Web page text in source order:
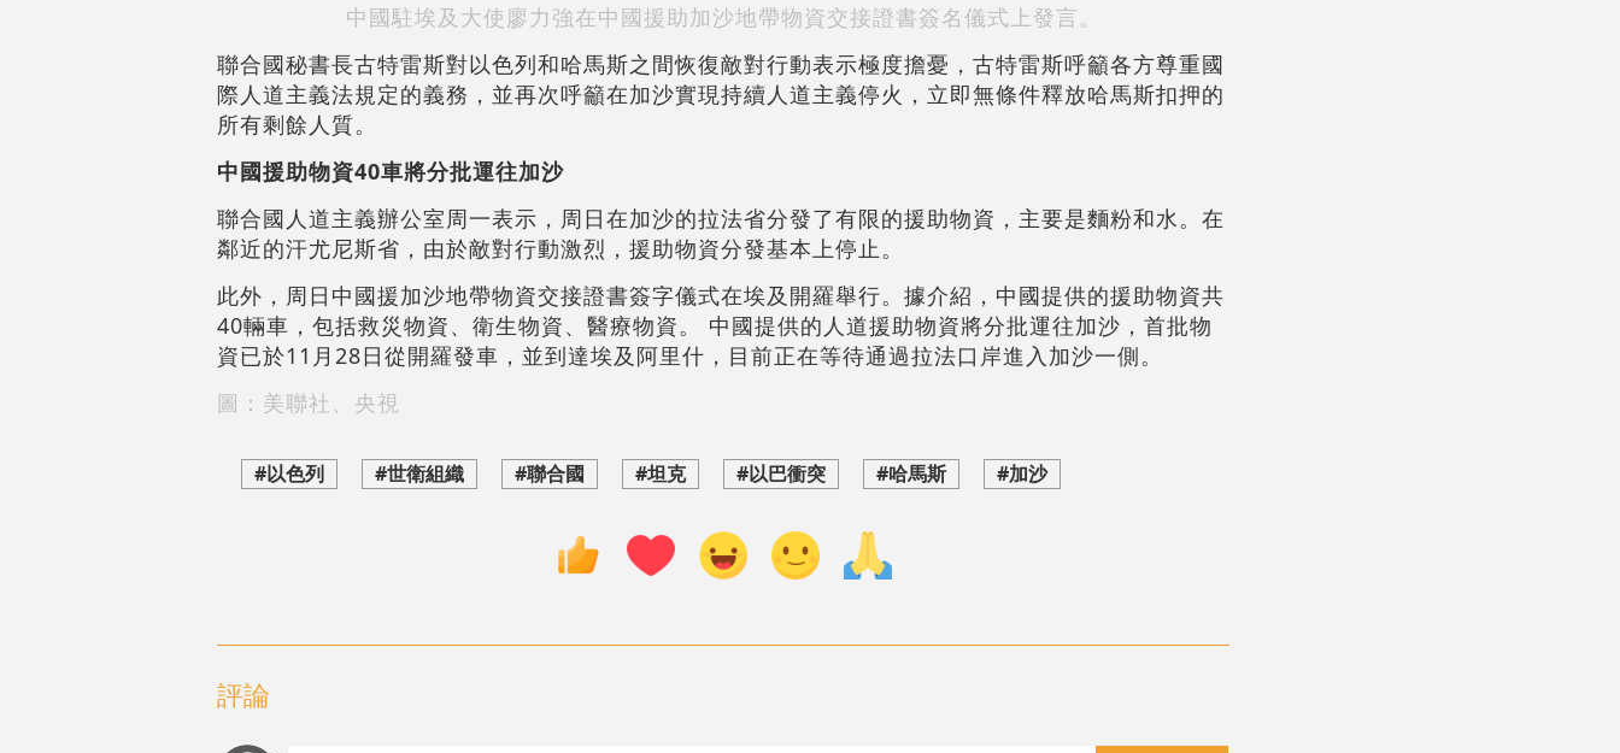
中國駐埃及大使廖力強在中國援助加沙地帶物資交接證書簽名儀式上發言。
聯合國秘書長古特雷斯對以色列和哈馬斯之間恢復敵對行動表示極度擔憂，古特雷斯呼籲各方尊重國
際人道主義法規定的義務，並再次呼籲在加沙實現持續人道主義停火，立即無條件釋放哈馬斯扣押的
所有剩餘人質。
中國援助物資40車將分批運往加沙
聯合國人道主義辦公室周一表示，周日在加沙的拉法省分發了有限的援助物資，主要是麵粉和水。在
鄰近的汗尤尼斯省，由於敵對行動激烈，援助物資分發基本上停止。
此外，周日中國援加沙地帶物資交接證書簽字儀式在埃及開羅舉行。據介紹，中國提供的援助物資共
40輛車，包括救災物資、衛生物資、醫療物資。 中國提供的人道援助物資將分批運往加沙，首批物
資已於11月28日從開羅發車，並到達埃及阿里什，目前正在等待通過拉法口岸進入加沙一側。
圖：美聯社、央視
#以色列 #世衛組織 #聯合國 #坦克 #以巴衝突 #哈馬斯 #加沙
評論